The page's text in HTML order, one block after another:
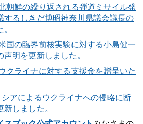
朝鮮の繰り返される弾道ミサイル発
するしきだ博昭神奈川県議会議長の
国の臨界前核実験に対する小島健一
明を更新しました。
クライナに対する支援金を贈呈いた
アによるウクライナへの侵略に断
しました。